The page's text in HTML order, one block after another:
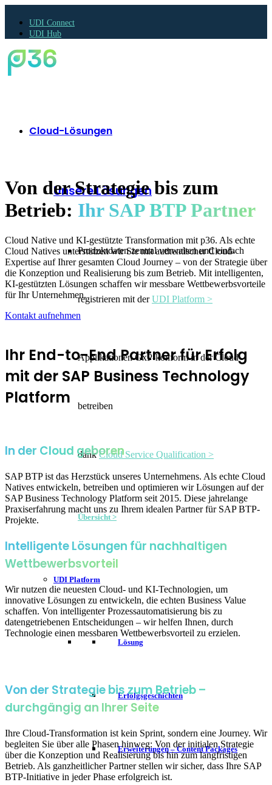
UDI Connect
UDI Hub
Cloud-Lösungen
Unsere Lösungen
Produktdaten zentral verwalten und einfach
registrieren mit derUDI Platform >
Applikationen GxP-konform in der Cloud
betreiben
dankCloud Service Qualification >
Übersicht >
UDI Platform
Lösung
Erfolgsgeschichten
Erweiterungen – Content Packages
Von der Strategie bis zum
Betrieb: Ihr SAP BTP Partner
Cloud Native und KI-gestützte Transformation mit p36. Als echte
Cloud Natives unterstützen wir Sie mit authentischer Cloud-
Expertise auf Ihrer gesamten Cloud Journey – von der Strategie über
die Konzeption und Realisierung bis zum Betrieb. Mit intelligenten,
KI-gestützten Lösungen schaffen wir messbare Wettbewerbsvorteile
für Ihr Unternehmen.
Kontakt aufnehmen
Ihr End-to-End Partner für Erfolg
mit der SAP Business Technology
Platform
In der Cloud geboren
SAP BTP ist das Herzstück unseres Unternehmens. Als echte Cloud
Natives entwickeln, betreiben und optimieren wir Lösungen auf der
SAP Business Technology Platform seit 2015. Diese jahrelange
Praxiserfahrung macht uns zu Ihrem idealen Partner für SAP BTP-
Projekte.
Intelligente Lösungen für nachhaltigen
Wettbewerbsvorteil
Wir nutzen die neuesten Cloud- und KI-Technologien, um
innovative Lösungen zu entwickeln, die echten Business Value
schaffen. Von intelligenter Prozessautomatisierung bis zu
datengetriebenen Entscheidungen – wir helfen Ihnen, durch
Technologie einen messbaren Wettbewerbsvorteil zu erzielen.
Von der Strategie bis zum Betrieb –
durchgängig an Ihrer Seite
Ihre Cloud-Transformation ist kein Sprint, sondern eine Journey. Wir
begleiten Sie über alle Phasen hinweg: Von der initialen Strategie
über die Konzeption und Realisierung bis hin zum langfristigen
Betrieb. Als ganzheitlicher Partner stellen wir sicher, dass Ihre SAP
BTP-Initiative in jeder Phase erfolgreich ist.